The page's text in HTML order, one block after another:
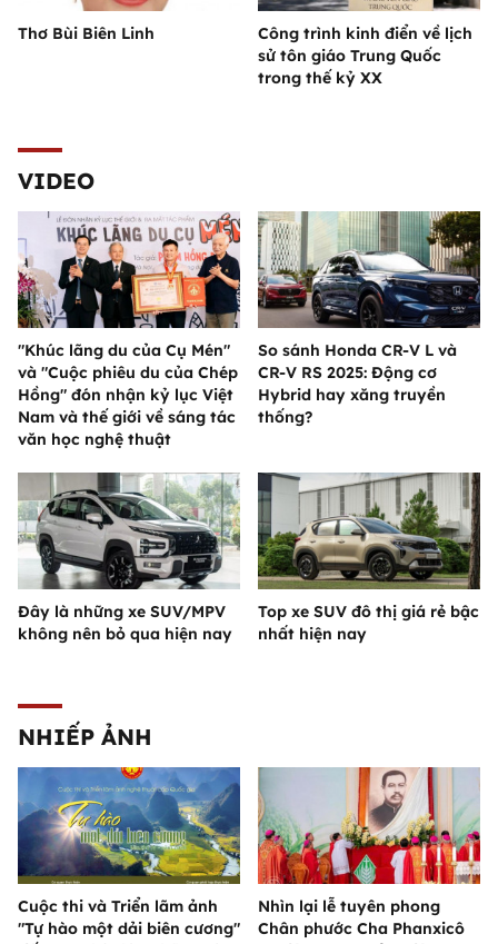
Thơ Bùi Biên Linh
Công trình kinh điển về lịch
sử tôn giáo Trung Quốc
trong thế kỷ XX
VIDEO
"Khúc lãng du của Cụ Mén"
và "Cuộc phiêu du của Chép
Hồng" đón nhận kỷ lục Việt
Nam và thế giới về sáng tác
văn học nghệ thuật
So sánh Honda CR-V L và
CR-V RS 2025: Động cơ
Hybrid hay xăng truyền
thống?
Đây là những xe SUV/MPV
không nên bỏ qua hiện nay
Top xe SUV đô thị giá rẻ bậc
nhất hiện nay
NHIẾP ẢNH
Cuộc thi và Triển lãm ảnh
"Tự hào một dải biên cương"
Nhìn lại lễ tuyên phong
Chân phước Cha Phanxicô